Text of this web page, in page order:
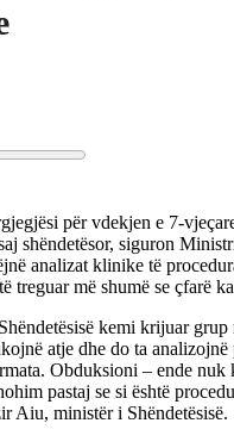
për vdekjen e 7-
shëndetësor, siguron
analizat klinike të
treguar më shumë se çfarë
kemi krijuar
atje dhe do ta
Obduksioni – ende nuk
pastaj se si është
Aiu, ministër i Shëndetësisë.